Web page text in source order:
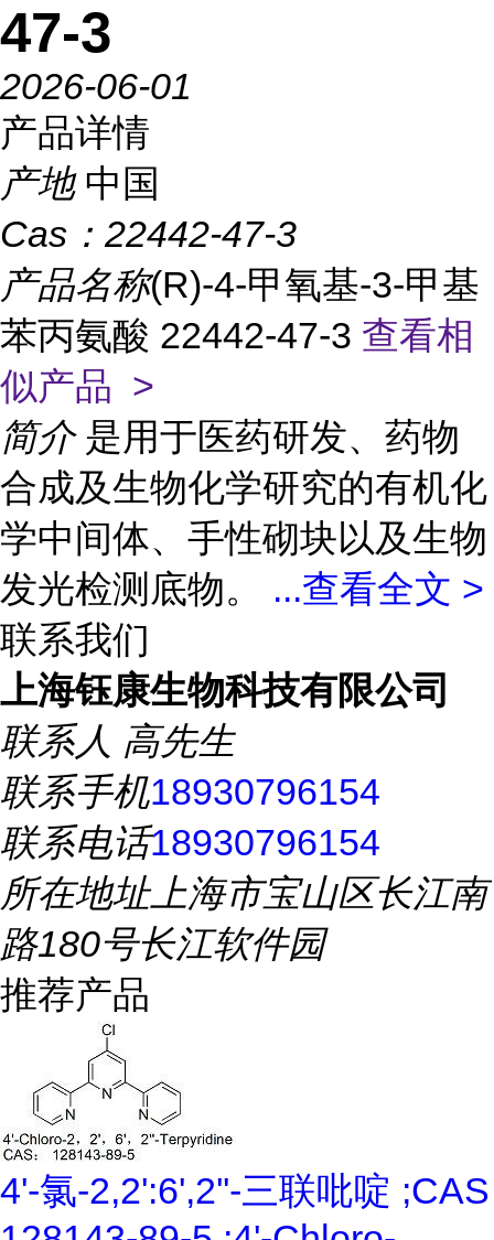
47-3
2026-06-01
产品详情
产地 中国
Cas： 22442-47-3
产品名称(R)-4-甲氧基-3-甲基
苯丙氨酸 22442-47-3 查看相
似产品 >
简介 是用于医药研发、药物
合成及生物化学研究的有机化
学中间体、手性砌块以及生物
发光检测底物。 ...查看全文 >
联系我们
上海钰康生物科技有限公司
联系人 高先生
联系手机18930796154
联系电话18930796154
所在地址上海市宝山区长江南
路180号长江软件园
推荐产品
4'-氯-2,2':6',2''-三联吡啶 ;CAS